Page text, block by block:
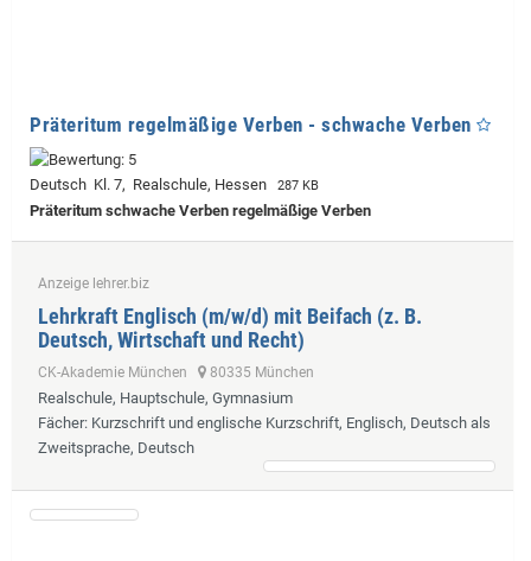
Präteritum regelmäßige Verben - schwache Verben
Deutsch Kl. 7, Realschule, Hessen 287 KB
Präteritum schwache Verben regelmäßige Verben
Anzeige lehrer.biz
Lehrkraft Englisch (m/w/d) mit Beifach (z. B.
Deutsch, Wirtschaft und Recht)
CK-Akademie München 80335 München
Realschule, Hauptschule, Gymnasium
Fächer: Kurzschrift und englische Kurzschrift, Englisch, Deutsch als
Zweitsprache, Deutsch